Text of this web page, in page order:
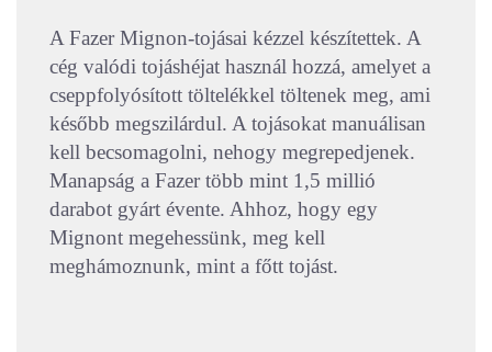
A Fazer Mignon-tojásai kézzel készítettek. A
cég valódi tojáshéjat használ hozzá, amelyet a
cseppfolyósított töltelékkel töltenek meg, ami
később megszilárdul. A tojásokat manuálisan
kell becsomagolni, nehogy megrepedjenek.
Manapság a Fazer több mint 1,5 millió
darabot gyárt évente. Ahhoz, hogy egy
Mignont megehessünk, meg kell
meghámoznunk, mint a főtt tojást.